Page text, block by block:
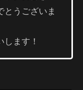
とうございま
ます！